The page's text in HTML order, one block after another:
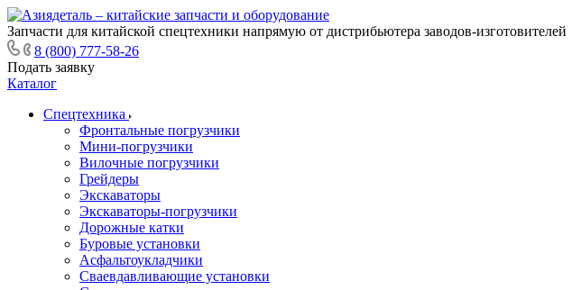
Запчасти для китайской спецтехники напрямую от дистрибьютера заводов-изготовителей
8 (800) 777-58-26
Подать заявку
Каталог
Спецтехника
Фронтальные погрузчики
Мини-погрузчики
Вилочные погрузчики
Грейдеры
Экскаваторы
Экскаваторы-погрузчики
Дорожные катки
Буровые установки
Асфальтоукладчики
Сваевдавливающие установки